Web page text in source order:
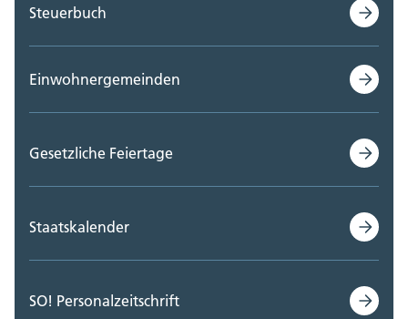
Steuerbuch
Einwohnergemeinden
Gesetzliche Feiertage
Staatskalender
SO! Personalzeitschrift